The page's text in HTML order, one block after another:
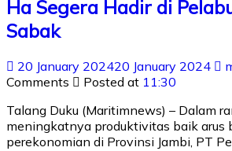
Ha Segera Hadir di
Sabak
20 January 202420 January 2024
Comments
Posted at 11:30
Talang Duku (Maritimnews) – Dalam
meningkatnya produktivitas baik arus
perekonomian di Provinsi Jambi, PT